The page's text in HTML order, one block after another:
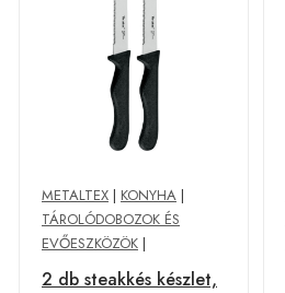
METALTEX | KONYHA |
TÁROLÓDOBOZOK ÉS
EVŐESZKÖZÖK |
2 db steakkés készlet,